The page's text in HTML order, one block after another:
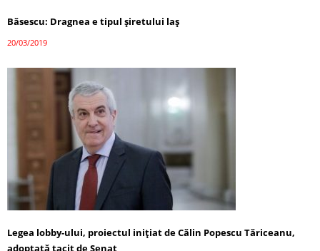
Băsescu: Dragnea e tipul şiretului laş
20/03/2019
Legea lobby-ului, proiectul iniţiat de Călin Popescu Tăriceanu,
adoptată tacit de Senat